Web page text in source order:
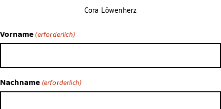
Cora Löwenherz
Vorname (erforderlich)
Nachname (erforderlich)